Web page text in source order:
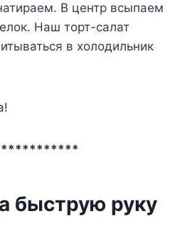
В центр всыпаем
Наш торт-салат
в холодильник
быструю руку